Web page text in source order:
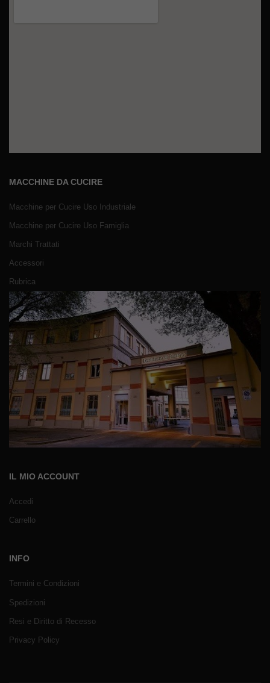
MACCHINE DA CUCIRE
Macchine per Cucire Uso Industriale
Macchine per Cucire Uso Famiglia
Marchi Trattati
Accessori
Rubrica
IL MIO ACCOUNT
Accedi
Carrello
INFO
Termini e Condizioni
Spedizioni
Resi e Diritto di Recesso
Privacy Policy